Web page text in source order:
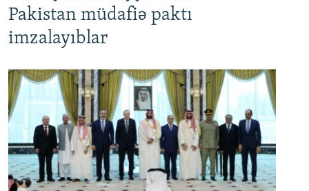
Pakistan müdafiə paktı
imzalayıblar